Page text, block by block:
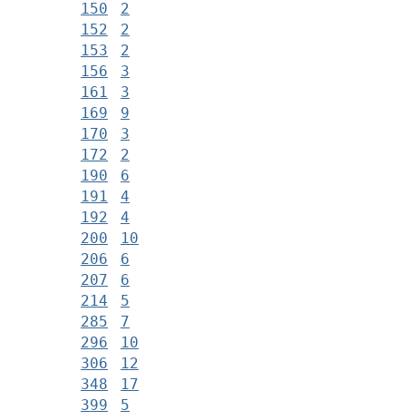
150
2
152
2
153
2
156
3
161
3
169
9
170
3
172
2
190
6
191
4
192
4
200
10
206
6
207
6
214
5
285
7
296
10
306
12
348
17
399
5